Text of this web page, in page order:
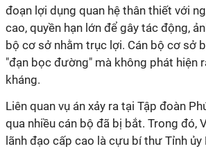
đoạn lợi dụng quan hệ thân thiết với
cao, quyền hạn lớn để gây tác động,
bộ cơ sở nhằm trục lợi. Cán bộ cơ sở
"đạn bọc đường" mà không phát hiện
kháng.
Liên quan vụ án xảy ra tại Tập đoàn
qua nhiều cán bộ đã bị bắt. Trong đó,
lãnh đạo cấp cao là cựu bí thư Tỉnh ủy